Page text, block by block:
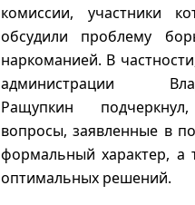
комиссии, участники
обсудили проблему
наркоманией. В
администрации
Ращупкин
вопросы, заявленные в
формальный характер, а
оптимальных решений.